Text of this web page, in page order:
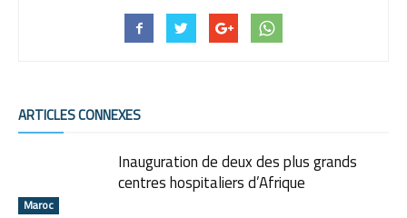
ARTICLES CONNEXES
Maroc
Inauguration de deux des plus grands
centres hospitaliers d’Afrique